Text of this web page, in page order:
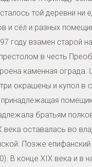
той деревни
и сёл и разных
году взамен старой
в честь
каменная ограда.
окрашены и купол
принадлежащая
братьям
оставалась во
Позже
В конце XIX века и в